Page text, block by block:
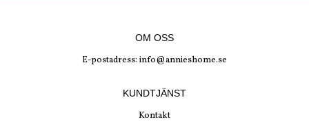
OM OSS
E-postadress: info@annieshome.se
KUNDTJÄNST
Kontakt